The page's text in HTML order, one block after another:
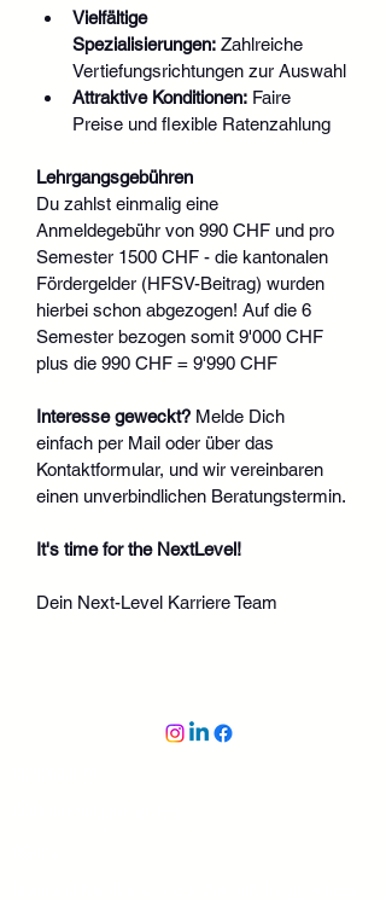
Vielfältige
Spezialisierungen: Zahlreiche
Vertiefungsrichtungen zur Auswahl
Attraktive Konditionen: Faire
Preise und flexible Ratenzahlung
Lehrgangsgebühren
Du zahlst einmalig eine
Anmeldegebühr von 990 CHF und pro
Semester 1500 CHF - die kantonalen
Fördergelder (HFSV-Beitrag) wurden
hierbei schon abgezogen! Auf die 6
Semester bezogen somit 9'000 CHF
plus die 990 CHF = 9'990 CHF
Interesse geweckt? Melde Dich
einfach per Mail oder über das
Kontaktformular, und wir vereinbaren
einen unverbindlichen Beratungstermin.
It's time for the NextLevel!
Dein Next-Level Karriere Team